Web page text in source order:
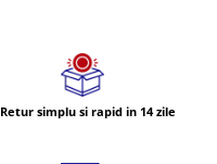
Retur simplu si rapid in 14 zile